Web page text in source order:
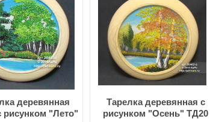
деревянная
рисунком "Лето"
Тарелка деревянная с
рисунком "Осень" ТД20